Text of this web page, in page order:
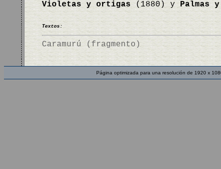
Violetas y ortigas (1880) y Palmas y
Textos:
Caramurú (fragmento)
Página optimizada para una resolución de 1920 x